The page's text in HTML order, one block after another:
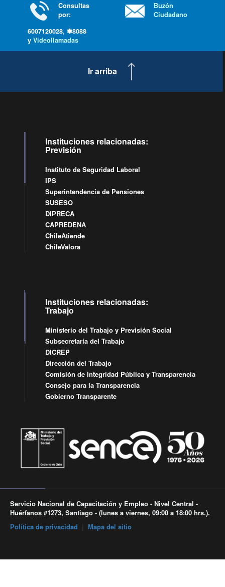
Consultas
por:
6007120028, ✽8088
y Videollamadas
Buzón
Ciudadano
Ir arriba
Instituciones relacionadas:
Previsión
Instituto de Seguridad Laboral
IPS
Superintendencia de Pensiones
SUSESO
DIPRECA
CAPREDENA
ChileAtiende
ChileValora
Instituciones relacionadas:
Trabajo
Ministerio del Trabajo y Previsión Social
Subsecretaría del Trabajo
DICREP
Dirección del Trabajo
Comisión de Integridad Pública y Transparencia
Consejo para la Transparencia
Gobierno Transparente
Servicio Nacional de Capacitación y Empleo - Nivel Central -
Huérfanos #1273, Santiago - (lunes a viernes, 09:00 a 18:00 hrs.).
Política de privacidad
Mapa del sitio